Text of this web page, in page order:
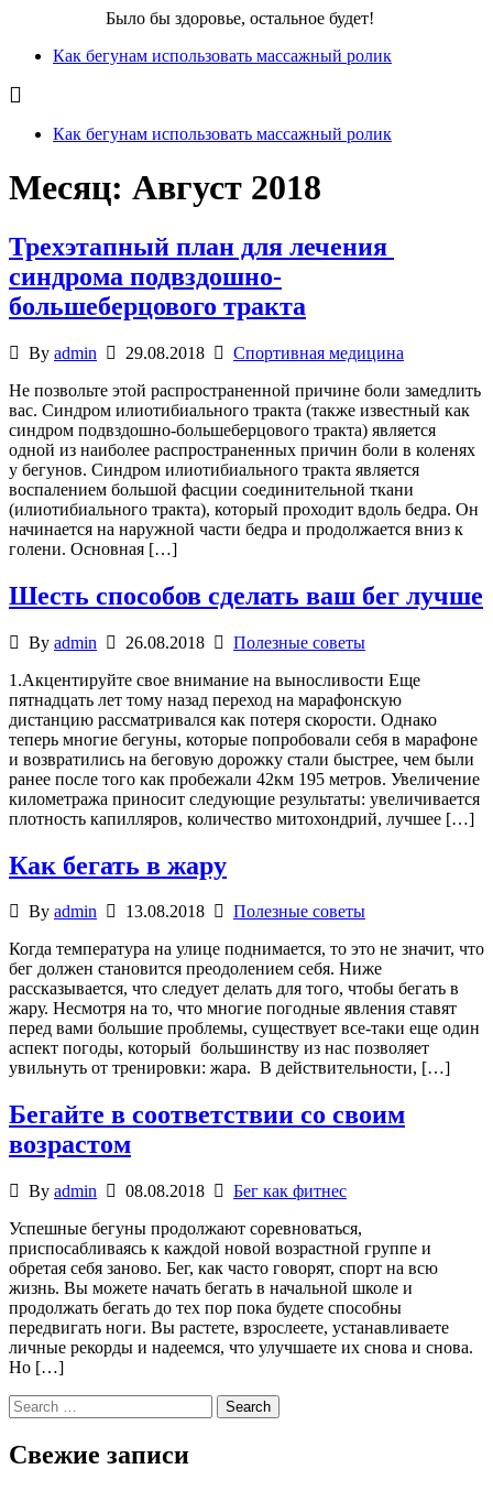
Было бы здоровье, остальное будет!
Как бегунам использовать массажный ролик
Как бегунам использовать массажный ролик
Месяц: Август 2018
Трехэтапный план для лечения
синдрома подвздошно-
большеберцового тракта
By admin 29.08.2018
Спортивная медицина
Не позвольте этой распространенной причине боли замедлить
вас. Синдром илиотибиального тракта (также известный как
синдром подвздошно-большеберцового тракта) является
одной из наиболее распространенных причин боли в коленях
у бегунов. Синдром илиотибиального тракта является
воспалением большой фасции соединительной ткани
(илиотибиального тракта), который проходит вдоль бедра. Он
начинается на наружной части бедра и продолжается вниз к
голени. Основная […]
Шесть способов сделать ваш бег лучше
By admin 26.08.2018
Полезные советы
1.Акцентируйте свое внимание на выносливости Еще
пятнадцать лет тому назад переход на марафонскую
дистанцию рассматривался как потеря скорости. Однако
теперь многие бегуны, которые попробовали себя в марафоне
и возвратились на беговую дорожку стали быстрее, чем были
ранее после того как пробежали 42км 195 метров. Увеличение
километража приносит следующие результаты: увеличивается
плотность капилляров, количество митохондрий, лучшее […]
Как бегать в жару
By admin 13.08.2018
Полезные советы
Когда температура на улице поднимается, то это не значит, что
бег должен становится преодолением себя. Ниже
рассказывается, что следует делать для того, чтобы бегать в
жару. Несмотря на то, что многие погодные явления ставят
перед вами большие проблемы, существует все-таки еще один
аспект погоды, который большинству из нас позволяет
увильнуть от тренировки: жара. В действительности, […]
Бегайте в соответствии со своим
возрастом
By admin 08.08.2018
Бег как фитнес
Успешные бегуны продолжают соревноваться,
приспосабливаясь к каждой новой возрастной группе и
обретая себя заново. Бег, как часто говорят, спорт на всю
жизнь. Вы можете начать бегать в начальной школе и
продолжать бегать до тех пор пока будете способны
передвигать ноги. Вы растете, взрослеете, устанавливаете
личные рекорды и надеемся, что улучшаете их снова и снова.
Но […]
Search
for:
Свежие записи